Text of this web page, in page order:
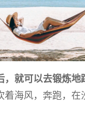
，就可以去锻炼地
着海风，奔跑，在